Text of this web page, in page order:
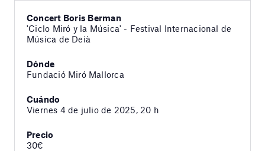
Concert Boris Berman
'Ciclo Miró y la Música' - Festival Internacional de
Música de Deià
Dónde
Fundació Miró Mallorca
Cuándo
Viernes 4 de julio de 2025, 20 h
Precio
30€